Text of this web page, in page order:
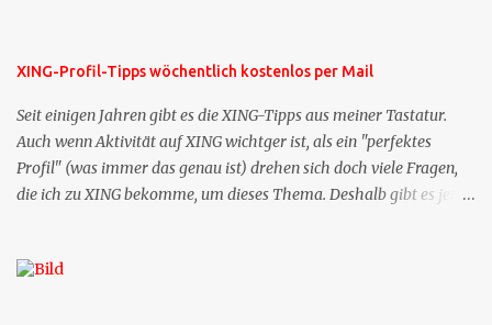
XING-Profil-Tipps wöchentlich kostenlos per Mail
Seit einigen Jahren gibt es die XING-Tipps aus meiner Tastatur.
Auch wenn Aktivität auf XING wichtger ist, als ein "perfektes
Profil" (was immer das genau ist) drehen sich doch viele Fragen,
die ich zu XING bekomme, um dieses Thema. Deshalb gibt es jetzt
bekommen Sie kostenlos eine weitere Folge. Die Startsequenz ist 16